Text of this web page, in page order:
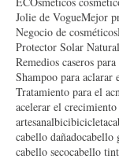
Desodorante sin
ECOsmeticos
Jolie de VogueMejor
Negocio de cosméticos
Protector Solar Natural
Remedios caseros
Shampoo para aclarar
Tratamiento para el
acelerar el
artesanalbicibicicleta